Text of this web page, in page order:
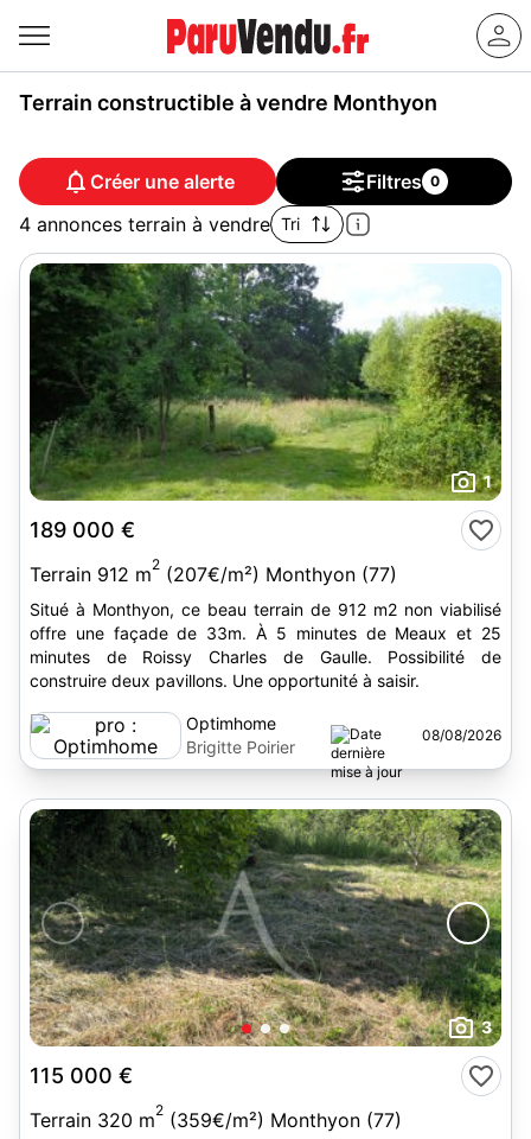
Terrain constructible à vendre Monthyon
Créer une alerte Filtres 0
4 annonces terrain à vendre Tri
1
189 000 €
Terrain 912 m2 (207€/m²) Monthyon (77)
Situé à Monthyon, ce beau terrain de 912 m2 non viabilisé
offre une façade de 33m. À 5 minutes de Meaux et 25
minutes de Roissy Charles de Gaulle. Possibilité de
construire deux pavillons. Une opportunité à saisir.
Optimhome
Brigitte Poirier
08/08/2026
3
115 000 €
Terrain 320 m2 (359€/m²) Monthyon (77)